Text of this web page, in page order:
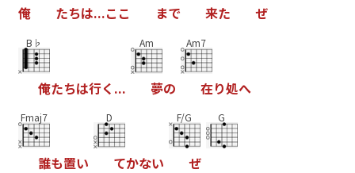
俺 たちは...こ こ まで 来た ぜ
B♭
俺たちは行く ...
Am
夢の
Am7
在り処へ
Fmaj7
誰も置い
D
てかない
F/G
ぜ
G